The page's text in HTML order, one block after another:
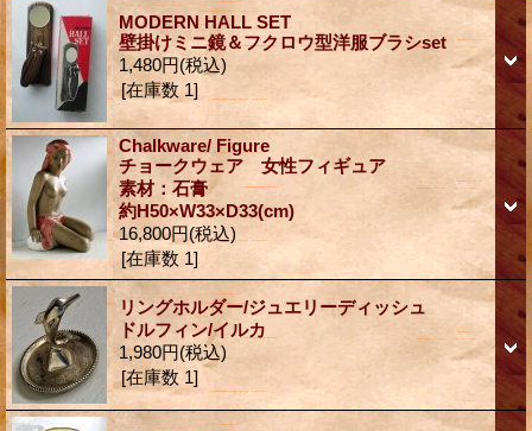
MODERN HALL SET
壁掛けミニ鏡＆フクロウ型洋服ブラシset
1,480円(税込)
[在庫数 1]
Chalkware/ Figure
チョークウェア 女性フィギュア
素材：石膏
約H50×W33×D33(cm)
16,800円(税込)
[在庫数 1]
リングホルダー/ジュエリーディッシュ
ドルフィン/イルカ
1,980円(税込)
[在庫数 1]